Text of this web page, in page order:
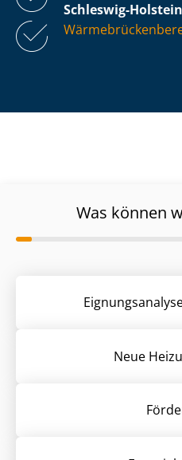
Schleswig-Holstein
Was können
Neue